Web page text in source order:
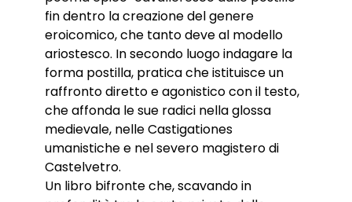
fin dentro la creazione del genere
eroicomico, che tanto deve al modello
ariostesco. In secondo luogo indagare la
forma postilla, pratica che istituisce un
raffronto diretto e agonistico con il testo,
che affonda le sue radici nella glossa
medievale, nelle Castigationes
umanistiche e nel severo magistero di
Castelvetro.
Un libro bifronte che, scavando in